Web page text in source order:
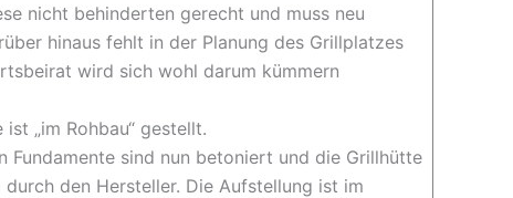
nicht behinderten gerecht und muss neu
hinaus fehlt in der Planung des Grillplatzes
wird sich wohl darum kümmern
„im Rohbau“ gestellt.
Fundamente sind nun betoniert und die Grillhütte
den Hersteller. Die Aufstellung ist im